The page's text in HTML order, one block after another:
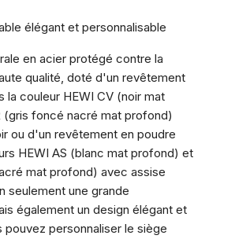
élégant et personnalisable
en acier protégé contre la
qualité, doté d'un revêtement
la couleur HEWI CV (noir mat
(gris foncé nacré mat profond)
ou d'un revêtement en poudre
HEWI AS (blanc mat profond) et
mat profond) avec assise
seulement une grande
également un design élégant et
pouvez personnaliser le siège